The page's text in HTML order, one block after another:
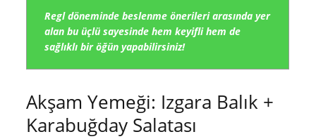
Regl döneminde beslenme önerileri arasında yer
alan bu üçlü sayesinde hem keyifli hem de
sağlıklı bir öğün yapabilirsiniz!
Akşam Yemeği: Izgara Balık +
Karabuğday Salatası